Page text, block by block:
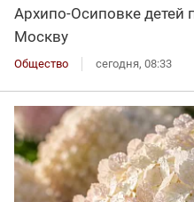
Архипо-Осиповке детей
Москву
Общество сегодня, 08:33